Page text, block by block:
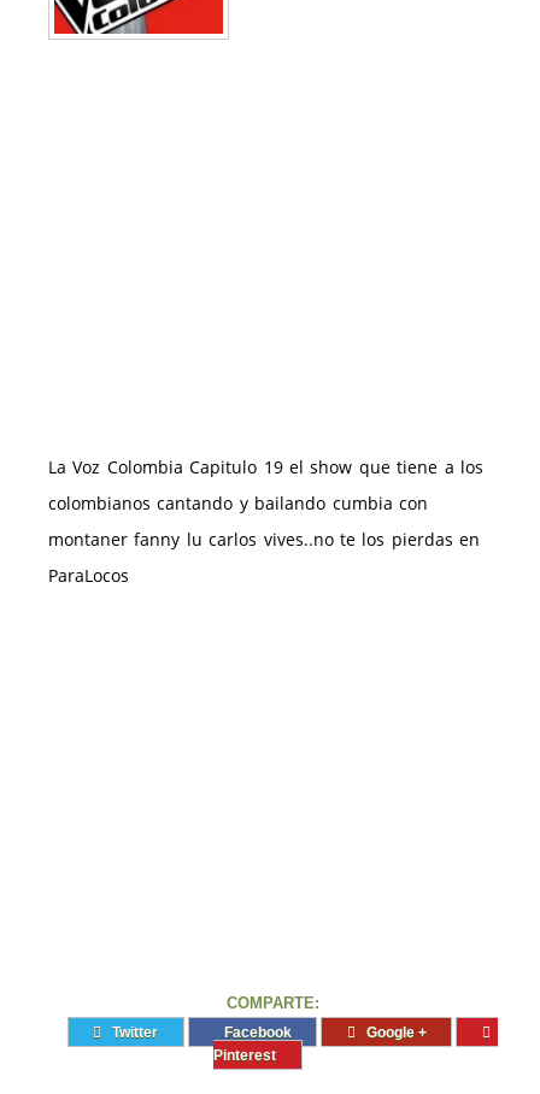
La Voz Colombia Capitulo 19 el show que tiene a los
colombianos cantando y bailando cumbia con
montaner fanny lu carlos vives..no te los pierdas en
ParaLocos
COMPARTE:
Twitter Facebook
Google +
Pinterest